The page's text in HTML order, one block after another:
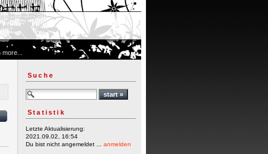
Suche
Statistik
Letzte Aktualisierung:
2021.09.02, 16:54
Du bist nicht angemeldet ... anmelden